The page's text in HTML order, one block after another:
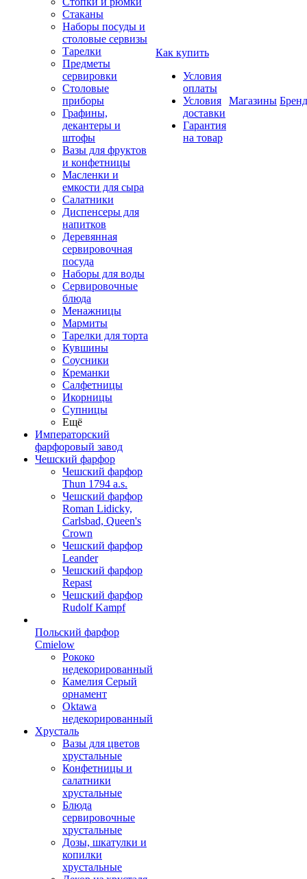
Стаканы
Наборы посуды и
столовые сервизы
Тарелки
Предметы
сервировки
Столовые
приборы
Графины,
декантеры и
штофы
Вазы для фруктов
и конфетницы
Масленки и
емкости для сыра
Салатники
Диспенсеры для
напитков
Деревянная
сервировочная
посуда
Наборы для воды
Сервировочные
блюда
Менажницы
Мармиты
Тарелки для торта
Кувшины
Соусники
Креманки
Салфетницы
Икорницы
Супницы
Ещё
Императорский
фарфоровый завод
Чешский фарфор
Чешский фарфор
Thun 1794 a.s.
Чешский фарфор
Roman Lidicky,
Carlsbad, Queen's
Crown
Чешский фарфор
Leander
Чешский фарфор
Repast
Чешский фарфор
Rudolf Kampf
Польский фарфор
Сmielow
Рококо
недекорированный
Камелия Серый
орнамент
Oktawa
недекорированный
Хрусталь
Вазы для цветов
хрустальные
Конфетницы и
салатники
хрустальные
Блюда
сервировочные
хрустальные
Дозы, шкатулки и
копилки
хрустальные
Как купить
Условия
оплаты
Условия
доставки
Гарантия
на товар
Магазины